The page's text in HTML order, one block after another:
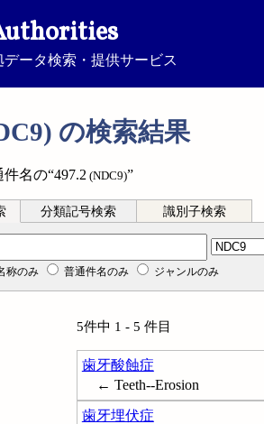
ータ検索・提供サービス
の検索結果
名の“497.2 (NDC9)”
分類記号検索 識別子検索
称のみ 普通件名のみ ジャンルのみ
5件中 1 - 5 件目
歯牙酸蝕症
← Teeth--Erosion
歯牙埋伏症